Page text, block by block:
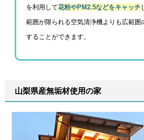
を利用して花粉やPM2.5などをキャッチ
範囲が限られる空気清浄機よりも広範囲
することができます。
山梨県産無垢材使用の家